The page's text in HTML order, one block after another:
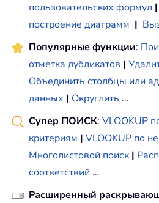
пользовательских формул |
построение диаграмм |
Популярные функции:
отметка дубликатов |
Объединить столбцы или
данных | Округлить ...
Супер ПОИСК: VLOOKUP
критериям | VLOOKUP по
Многолистовой поиск |
соответствий ...
Расширенный